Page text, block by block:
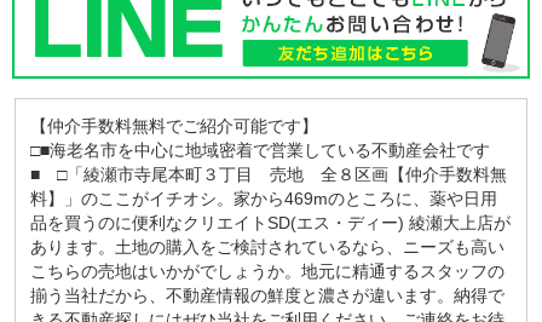
【仲介手数料無料でご紹介可能です】
□■海老名市を中心に地域密着で営業している不動産会社です
■ □「綾瀬市寺尾本町３丁目 売地 全８区画【仲介手数料無
料】」のここがイチオシ。家から469mのところに、薬や日用
品を買うのに便利なクリエイトSD(エス・ディー) 綾瀬大上店が
あります。土地の購入をご検討されているなら、ニーズも高い
こちらの売地はいかがでしょうか。地元に精通するスタッフの
揃う当社だから、不動産情報の鮮度と濃さが違います。納得で